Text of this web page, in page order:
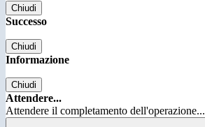
Chiudi
Successo
Chiudi
Informazione
Chiudi
Attendere...
Attendere il completamento dell'operazione...